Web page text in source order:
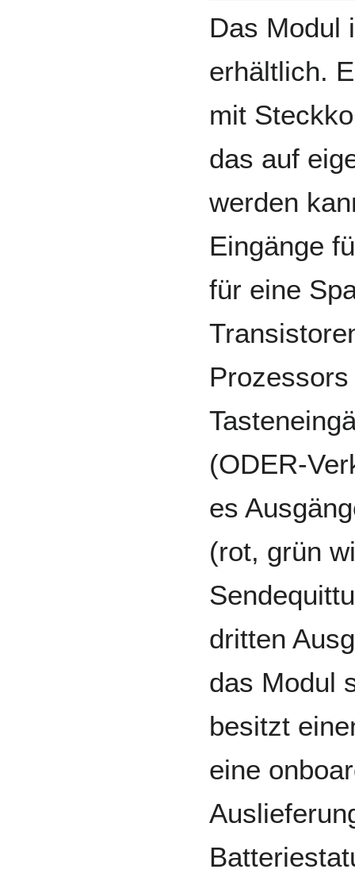
Das Modul
erhältlich.
mit
das auf
werden
Eingänge
für eine
(ODER-
es
(rot, grün
dritten
das Modul
besitzt
eine